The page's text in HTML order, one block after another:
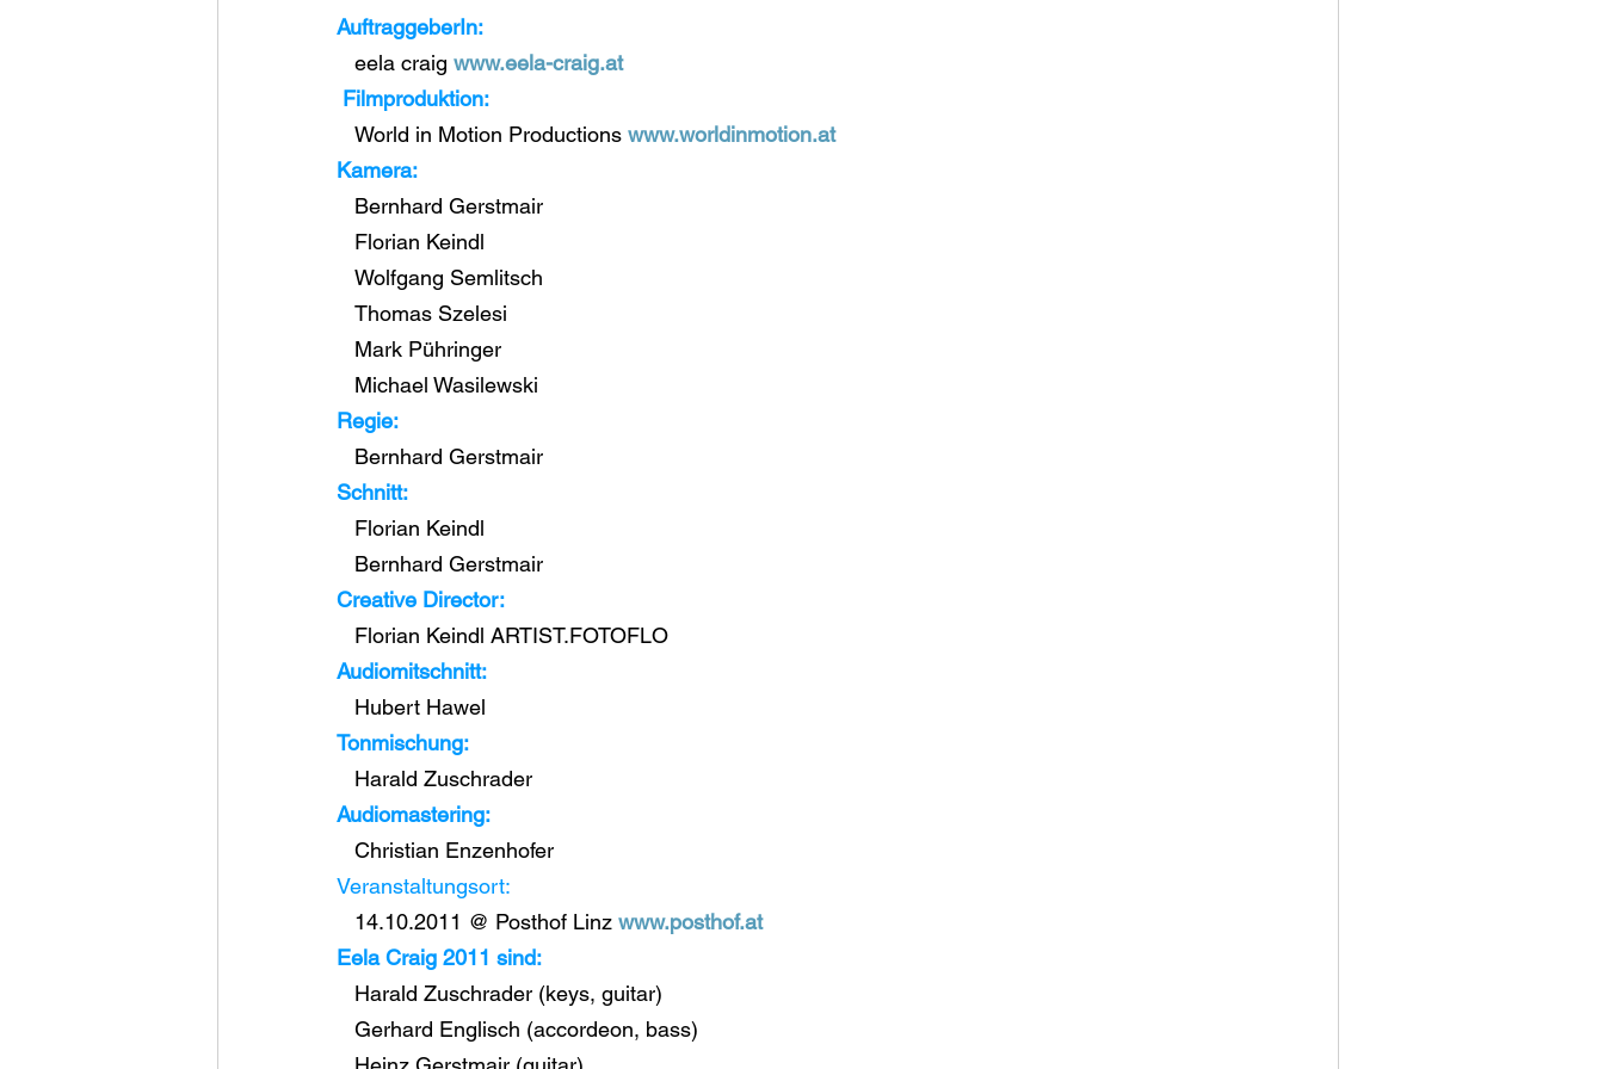
AuftraggeberIn:
   eela craig
www.eela-craig.at
Filmproduktion:
   World in Motion Productions
www.worldinmotion.at
Kamera:
   Bernhard Gerstmair
   Florian Keindl
   Wolfgang Semlitsch
   Thomas Szelesi
   Mark Pühringer
   Michael Wasilewski
Regie:
   Bernhard Gerstmair
Schnitt:
   Florian Keindl
   Bernhard Gerstmair
Creative Director:
   Florian Keindl ARTIST.FOTOFLO
Audiomitschnitt:
   Hubert Hawel
Tonmischung:
   Harald Zuschrader
Audiomastering:
   Christian Enzenhofer
Veranstaltungsort:
   14.10.2011 @ Posthof Linz
www.posthof.at
Eela Craig 2011 sind:
   Harald Zuschrader (keys, guitar)
   Gerhard Englisch (accordeon, bass)